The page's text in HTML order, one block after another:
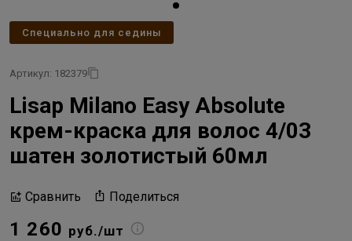
Специально для седины
Артикул: 182379
Lisap Milano Easy Absolute
крем-краска для волос 4/03
шатен золотистый 60мл
Сравнить Поделиться
1 260 руб./шт